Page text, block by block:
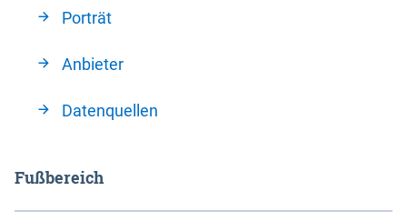
Porträt
Anbieter
Datenquellen
Fußbereich